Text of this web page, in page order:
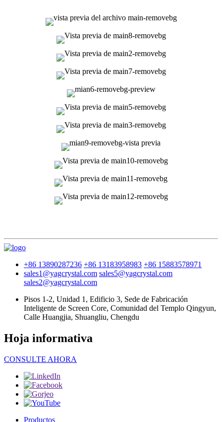
+86 13890287236 +86 13183958983 +86 15883578971
sales1@yagcrystal.com sales5@yagcrystal.com
sales2@yagcrystal.com
Pisos 1-2, Unidad 1, Edificio 3, Sede de Fabricación
Inteligente de Screen Core, Comunidad del Templo Qingyun,
Calle Huangjia, Shuangliu, Chengdu
Hoja informativa
CONSULTE AHORA
Productos